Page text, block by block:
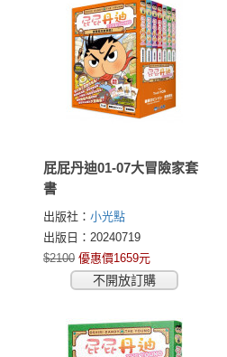
屁屁丹迪01-07大冒險家套
書
出版社： 小光點
出版日：20240719
$2100 優惠價1659元
不開放訂購